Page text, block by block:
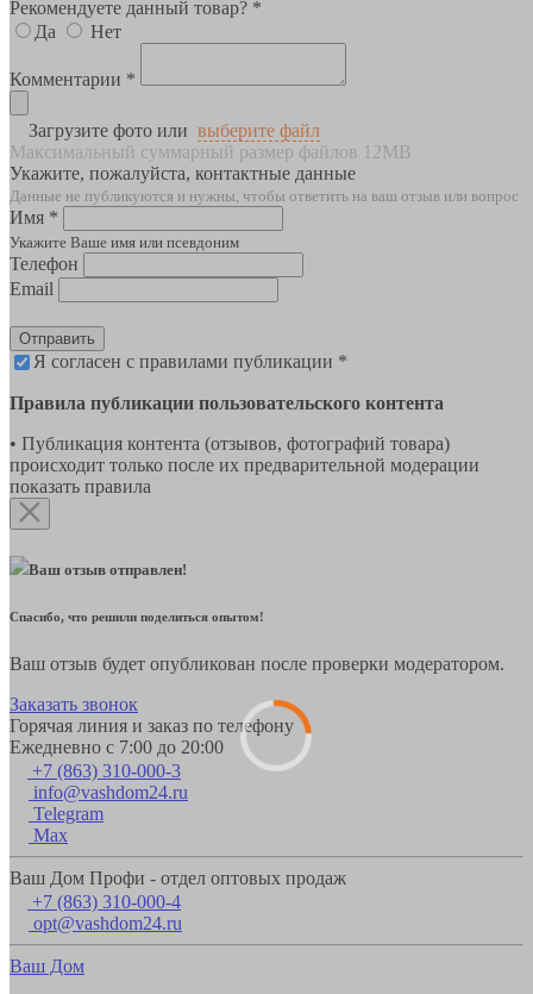
Рекомендуете данный товар? *
Да
Нет
Комментарии *
Загрузите фото или выберите файл
Максимальный суммарный размер файлов 12MB
Укажите, пожалуйста, контактные данные
Данные не публикуются и нужны, чтобы ответить на ваш отзыв или вопрос
Имя *
Укажите Ваше имя или псевдоним
Телефон
Email
Отправить
Я согласен с правилами публикации *
Правила публикации пользовательского контента
• Публикация контента (отзывов, фотографий товара)
происходит только после их предварительной модерации
показать правила
Ваш отзыв отправлен!
Спасибо, что решили поделиться опытом!
Ваш отзыв будет опубликован после проверки модератором.
Заказать звонок
Горячая линия и заказ по телефону
Ежедневно с 7:00 до 20:00
+7 (863) 310-000-3
info@vashdom24.ru
Telegram
Max
Ваш Дом Профи - отдел оптовых продаж
+7 (863) 310-000-4
opt@vashdom24.ru
Ваш Дом